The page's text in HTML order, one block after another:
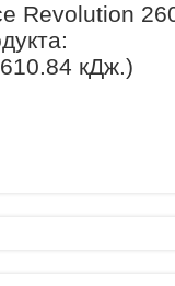
Revolution
кДж.)